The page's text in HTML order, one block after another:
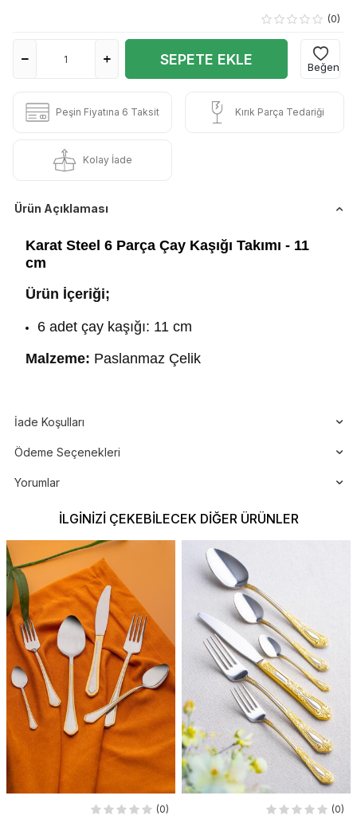
(0)
SEPETE EKLE Beğen
Peşin Fiyatına 6 Taksit Kırık Parça Tedariği
Kolay İade
Ürün Açıklaması
Karat Steel 6 Parça Çay Kaşığı Takımı - 11
cm
Ürün İçeriği;
6 adet çay kaşığı: 11 cm
Malzeme: Paslanmaz Çelik
İade Koşulları
Ödeme Seçenekleri
Yorumlar
İLGINIZI ÇEKEBILECEK DIĞER ÜRÜNLER
(0)
(0)